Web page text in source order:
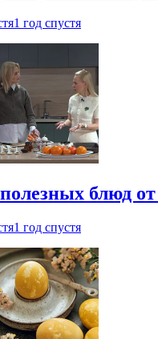
1 год спустя
блюд
1 год спустя